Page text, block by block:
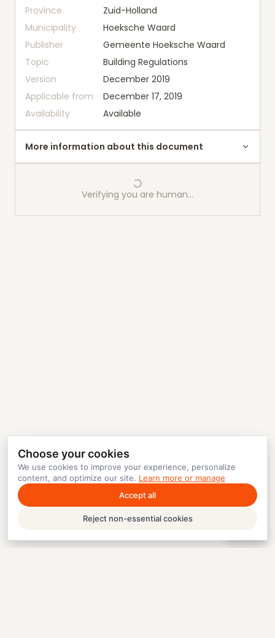
Province
Zuid-Holland
Municipality
Hoeksche Waard
Publisher
Gemeente Hoeksche Waard
Topic
Building Regulations
Version
December 2019
Applicable from
December 17, 2019
Availability
Available
More information about this document
Verifying you are human…
Choose your cookies
We use cookies to improve your experience, personalize
content, and optimize our site. Learn more or manage
Accept all
Reject non-essential cookies